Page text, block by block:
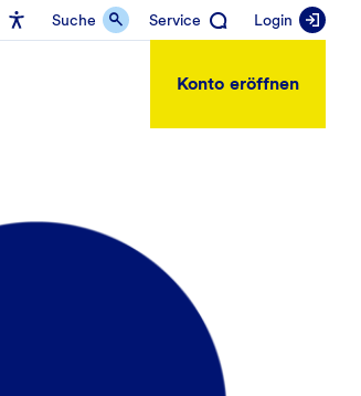
Suche Service Login
Konto eröffnen